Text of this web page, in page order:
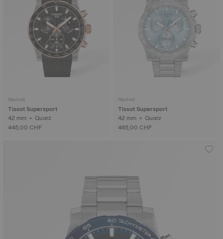
Neuheit
Tissot Supersport
42 mm • Quarz
445,00 CHF
Neuheit
Tissot Supersport
42 mm • Quarz
465,00 CHF